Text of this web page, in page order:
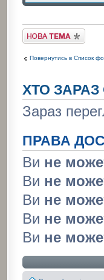
Створити нову тему
Повернутись в Список
ХТО
Зараз
ПРАВА
Ви не
Ви не
Ви не
Ви не
Ви не